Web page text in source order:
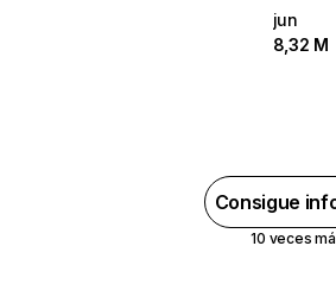
jun
8,32 M
Consigue
10 veces